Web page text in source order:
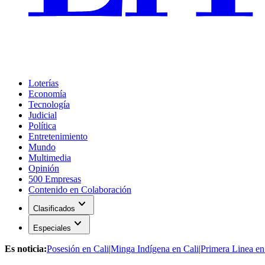
Loterías
Economía
Tecnología
Judicial
Política
Entretenimiento
Mundo
Multimedia
Opinión
500 Empresas
Contenido en Colaboración
Clasificados expand_more
Especiales expand_more
Es noticia:Posesión en Cali|Minga Indígena en Cali|Primera Linea